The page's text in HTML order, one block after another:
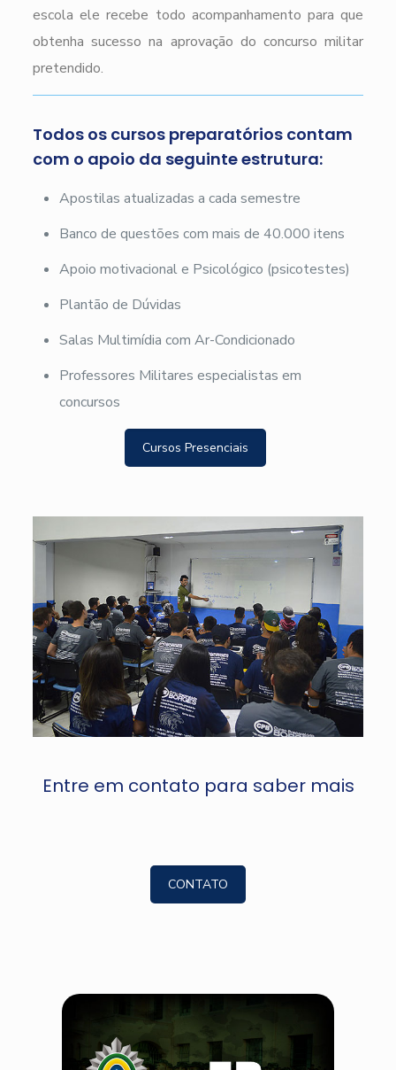
escola ele recebe todo acompanhamento para que
obtenha sucesso na aprovação do concurso militar
pretendido.
Todos os cursos preparatórios contam
com o apoio da seguinte estrutura:
Apostilas atualizadas a cada semestre
Banco de questões com mais de 40.000 itens
Apoio motivacional e Psicológico (psicotestes)
Plantão de Dúvidas
Salas Multimídia com Ar-Condicionado
Professores Militares especialistas em
concursos
Cursos Presenciais
Entre em contato para saber mais
CONTATO